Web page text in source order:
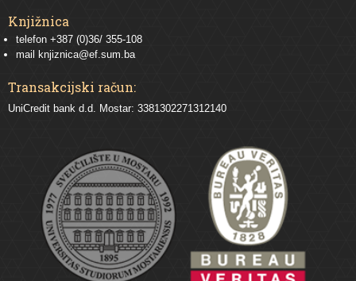
Knjižnica
telefon +387 (0)36/ 355-108
mail
knjiznica@ef.sum.ba
Transakcijski račun:
UniCredit bank d.d. Mostar: 3381302271312140